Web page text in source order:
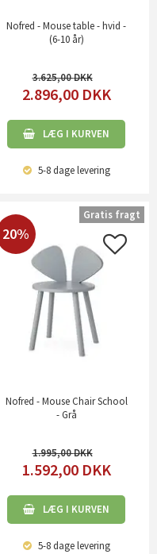
Nofred - Mouse table - hvid -
(6-10 år)
3.625,00
2.896,00 DKK
LÆG I KURVEN
5-8 dagelevering
20%
Nofred - Mouse Chair School
- Grå
1.995,00
1.592,00 DKK
LÆG I KURVEN
5-8 dagelevering
Gratis fragt